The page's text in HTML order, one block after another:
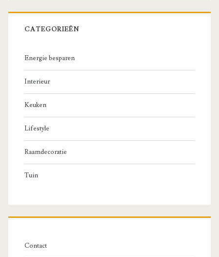
CATEGORIEËN
Energie besparen
Interieur
Keuken
Lifestyle
Raamdecoratie
Tuin
Contact